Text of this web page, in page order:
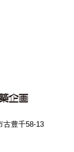
古豊千58-13